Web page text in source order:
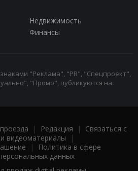
Недвижимость
Финансы
"Реклама", "PR", "Спецпроект",
"Промо", публикуются на
| Редакция | Связаться с
видеоматериалы |
|
Политика в сфере
данных